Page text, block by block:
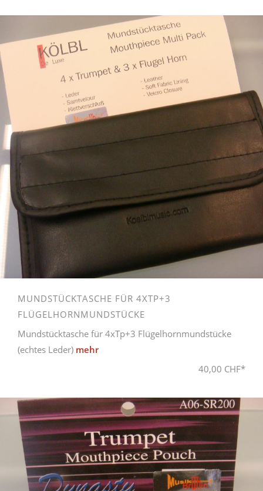
MUNDSTÜCKTASCHE FÜR 4XTP+3
FLÜGELHORNMUNDSTÜCKE
Mundstücktasche für 4xTp+3 Flügelhornmundstücke
(echtes Leder) mehr
40,00 CHF*